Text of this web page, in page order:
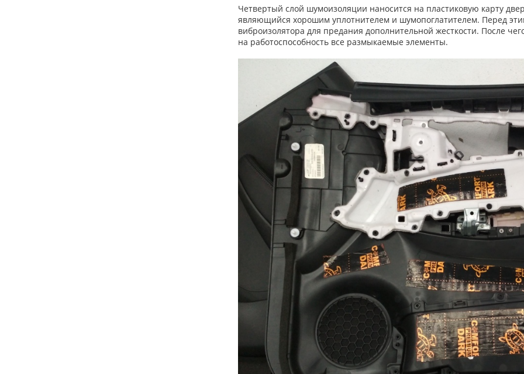
Четвертый слой шумоизоляции наносится на пластиковую карту
являющийся хорошим уплотнителем и шумопоглатителем. Перед
виброизолятора для предания дополнительной жесткости. После
на работоспособность все размыкаемые элементы.